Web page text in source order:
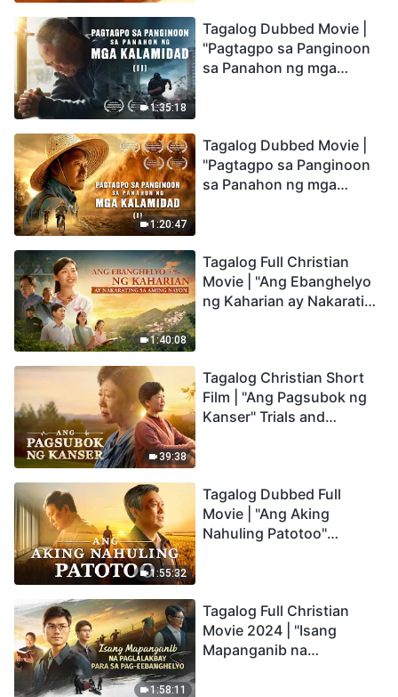
1:35:18
Tagalog Dubbed Movie |
"Pagtagpo sa Panginoon
sa Panahon ng mga
Tayo Makakapasok sa
Kaharian ng Diyos?
1:20:47
Tagalog Dubbed Movie |
"Pagtagpo sa Panginoon
sa Panahon ng mga
Sangkatauhan?
1:40:08
Tagalog Full Christian
Movie | "Ang Ebanghelyo
ng Kaharian ay Nakarating
39:38
Tagalog Christian Short
Film | "Ang Pagsubok ng
Kanser" Trials and
1:55:32
Tagalog Dubbed Full
Movie | "Ang Aking
Nahuling Patotoo"
1:58:11
Tagalog Full Christian
Movie 2024 | "Isang
Mapanganib na